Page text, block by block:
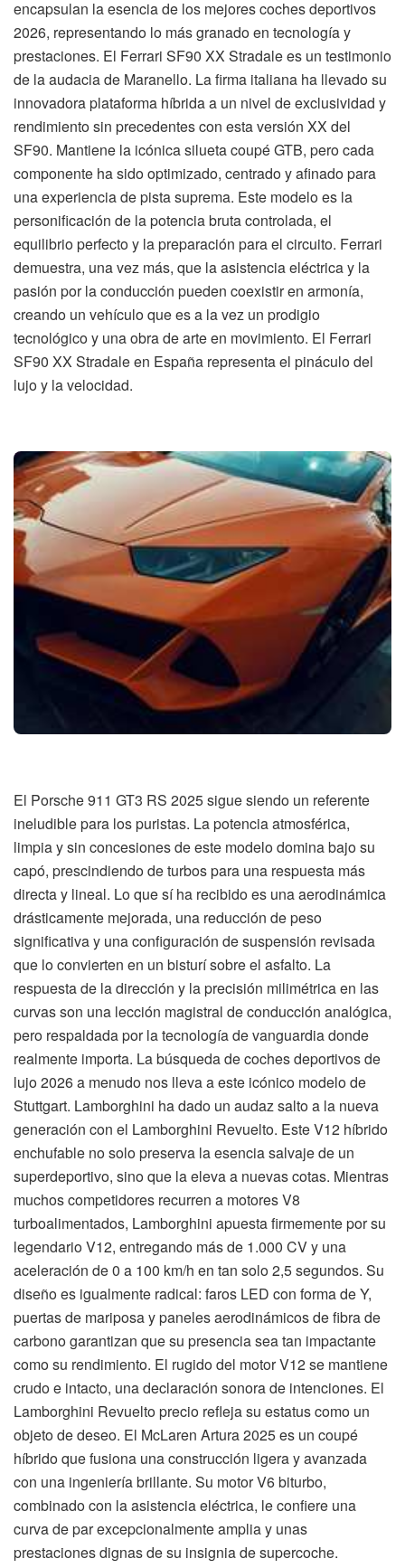
encapsulan la esencia de los mejores coches deportivos
2026, representando lo más granado en tecnología y
prestaciones. El Ferrari SF90 XX Stradale es un testimonio
de la audacia de Maranello. La firma italiana ha llevado su
innovadora plataforma híbrida a un nivel de exclusividad y
rendimiento sin precedentes con esta versión XX del
SF90. Mantiene la icónica silueta coupé GTB, pero cada
componente ha sido optimizado, centrado y afinado para
una experiencia de pista suprema. Este modelo es la
personificación de la potencia bruta controlada, el
equilibrio perfecto y la preparación para el circuito. Ferrari
demuestra, una vez más, que la asistencia eléctrica y la
pasión por la conducción pueden coexistir en armonía,
creando un vehículo que es a la vez un prodigio
tecnológico y una obra de arte en movimiento. El Ferrari
SF90 XX Stradale en España representa el pináculo del
lujo y la velocidad.
El Porsche 911 GT3 RS 2025 sigue siendo un referente
ineludible para los puristas. La potencia atmosférica,
limpia y sin concesiones de este modelo domina bajo su
capó, prescindiendo de turbos para una respuesta más
directa y lineal. Lo que sí ha recibido es una aerodinámica
drásticamente mejorada, una reducción de peso
significativa y una configuración de suspensión revisada
que lo convierten en un bisturí sobre el asfalto. La
respuesta de la dirección y la precisión milimétrica en las
curvas son una lección magistral de conducción analógica,
pero respaldada por la tecnología de vanguardia donde
realmente importa. La búsqueda de coches deportivos de
lujo 2026 a menudo nos lleva a este icónico modelo de
Stuttgart. Lamborghini ha dado un audaz salto a la nueva
generación con el Lamborghini Revuelto. Este V12 híbrido
enchufable no solo preserva la esencia salvaje de un
superdeportivo, sino que la eleva a nuevas cotas. Mientras
muchos competidores recurren a motores V8
turboalimentados, Lamborghini apuesta firmemente por su
legendario V12, entregando más de 1.000 CV y una
aceleración de 0 a 100 km/h en tan solo 2,5 segundos. Su
diseño es igualmente radical: faros LED con forma de Y,
puertas de mariposa y paneles aerodinámicos de fibra de
carbono garantizan que su presencia sea tan impactante
como su rendimiento. El rugido del motor V12 se mantiene
crudo e intacto, una declaración sonora de intenciones. El
Lamborghini Revuelto precio refleja su estatus como un
objeto de deseo. El McLaren Artura 2025 es un coupé
híbrido que fusiona una construcción ligera y avanzada
con una ingeniería brillante. Su motor V6 biturbo,
combinado con la asistencia eléctrica, le confiere una
curva de par excepcionalmente amplia y unas
prestaciones dignas de su insignia de supercoche.